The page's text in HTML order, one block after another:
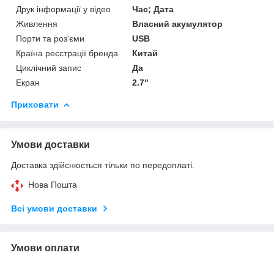
Друк інформації у відео
Час; Дата
Живлення
Власний акумулятор
Порти та роз'єми
USB
Країна реєстрації бренда
Китай
Циклічний запис
Да
Екран
2.7"
Приховати
Умови доставки
Доставка здійснюється тільки по передоплаті.
Нова Пошта
Всі умови доставки
Умови оплати